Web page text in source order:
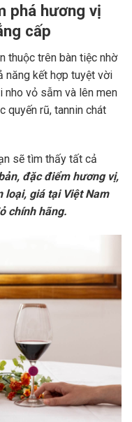
phá hương vị
cấp
thuộc trên bàn tiệc nhờ
năng kết hợp tuyệt vời
vỏ sẫm và lên men
quyến rũ, tannin chát
sẽ tìm thấy tất cả
đặc điểm hương vị,
loại, giá tại Việt Nam
chính hãng.